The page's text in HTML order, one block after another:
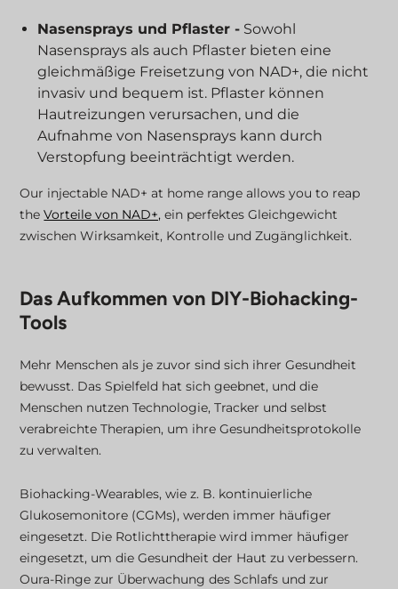
Nasensprays und Pflaster - Sowohl
Nasensprays als auch Pflaster bieten eine
gleichmäßige Freisetzung von NAD+, die nicht
invasiv und bequem ist. Pflaster können
Hautreizungen verursachen, und die
Aufnahme von Nasensprays kann durch
Verstopfung beeinträchtigt werden.
Our injectable NAD+ at home range allows you to reap
theVorteile von NAD+, ein perfektes Gleichgewicht
zwischen Wirksamkeit, Kontrolle und Zugänglichkeit.
Das Aufkommen von DIY-Biohacking-
Tools
Mehr Menschen als je zuvor sind sich ihrer Gesundheit
bewusst. Das Spielfeld hat sich geebnet, und die
Menschen nutzen Technologie, Tracker und selbst
verabreichte Therapien, um ihre Gesundheitsprotokolle
zu verwalten.
Biohacking-Wearables, wie z. B. kontinuierliche
Glukosemonitore (CGMs), werden immer häufiger
eingesetzt. Die Rotlichttherapie wird immer häufiger
eingesetzt, um die Gesundheit der Haut zu verbessern.
Oura-Ringe zur Überwachung des Schlafs und zur